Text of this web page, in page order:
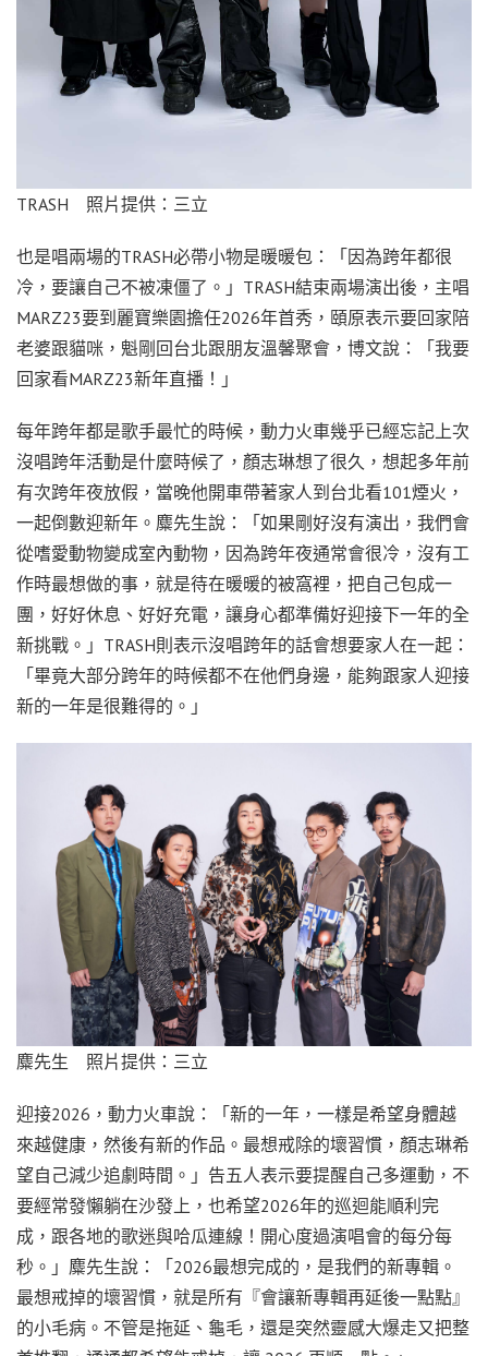
TRASH 照片提供：三立
也是唱兩場的TRASH必帶小物是暖暖包：「因為跨年都很
冷，要讓自己不被凍僵了。」TRASH結束兩場演出後，主唱
MARZ23要到麗寶樂園擔任2026年首秀，頤原表示要回家陪
老婆跟貓咪，魁剛回台北跟朋友溫馨聚會，博文說：「我要
回家看MARZ23新年直播！」
每年跨年都是歌手最忙的時候，動力火車幾乎已經忘記上次
沒唱跨年活動是什麼時候了，顏志琳想了很久，想起多年前
有次跨年夜放假，當晚他開車帶著家人到台北看101煙火，
一起倒數迎新年。麋先生說：「如果剛好沒有演出，我們會
從嗜愛動物變成室內動物，因為跨年夜通常會很冷，沒有工
作時最想做的事，就是待在暖暖的被窩裡，把自己包成一
團，好好休息、好好充電，讓身心都準備好迎接下一年的全
新挑戰。」TRASH則表示沒唱跨年的話會想要家人在一起：
「畢竟大部分跨年的時候都不在他們身邊，能夠跟家人迎接
新的一年是很難得的。」
麋先生 照片提供：三立
迎接2026，動力火車說：「新的一年，一樣是希望身體越
來越健康，然後有新的作品。最想戒除的壞習慣，顏志琳希
望自己減少追劇時間。」告五人表示要提醒自己多運動，不
要經常發懶躺在沙發上，也希望2026年的巡迴能順利完
成，跟各地的歌迷與哈瓜連線！開心度過演唱會的每分每
秒。」麋先生說：「2026最想完成的，是我們的新專輯。
最想戒掉的壞習慣，就是所有『會讓新專輯再延後一點點』
的小毛病。不管是拖延、龜毛，還是突然靈感大爆走又把整